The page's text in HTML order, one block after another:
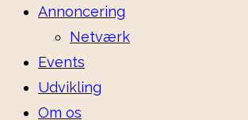
Annoncering
Netværk
Events
Udvikling
Om os